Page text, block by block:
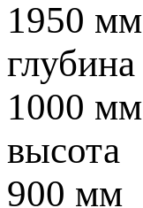
1950 мм
глубина
1000 мм
высота
900 мм